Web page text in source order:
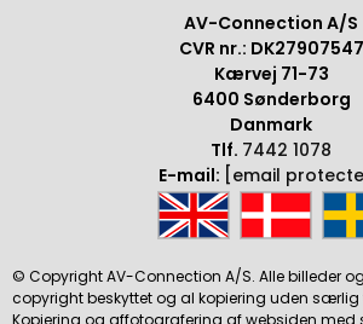
AV-Connection A/S
CVR nr.: DK27907547
Kærvej 71-73
6400 Sønderborg
Danmark
Tlf. 7442 1078
E-mail: [email
© Copyright AV-Connection A/S. Alle billeder
copyright beskyttet og al kopiering uden særlig
Kopiering og affotografering af websiden med